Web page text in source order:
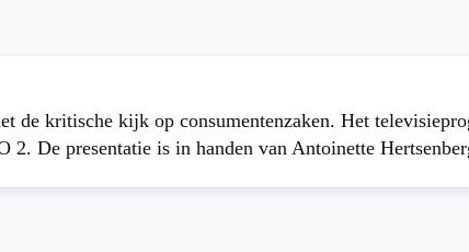
de kritische kijk op consumentenzaken. Het
2. De presentatie is in handen van Antoinette